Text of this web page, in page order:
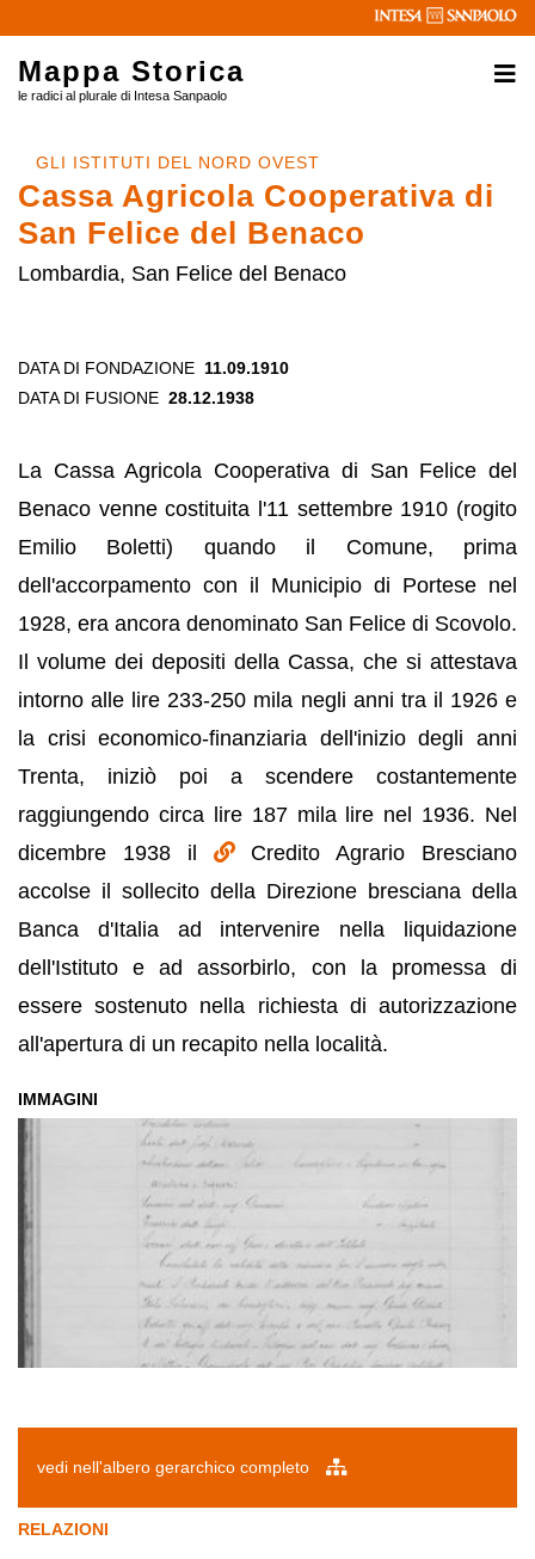
Mappa Storica
le radici al plurale di Intesa Sanpaolo
GLI ISTITUTI DEL NORD OVEST
Cassa Agricola Cooperativa di
San Felice del Benaco
Lombardia, San Felice del Benaco
DATA DI FONDAZIONE 11.09.1910
DATA DI FUSIONE 28.12.1938
La Cassa Agricola Cooperativa di San Felice del
Benaco venne costituita l'11 settembre 1910 (rogito
Emilio Boletti) quando il Comune, prima
dell'accorpamento con il Municipio di Portese nel
1928, era ancora denominato San Felice di Scovolo.
Il volume dei depositi della Cassa, che si attestava
intorno alle lire 233-250 mila negli anni tra il 1926 e
la crisi economico-finanziaria dell'inizio degli anni
Trenta, iniziò poi a scendere costantemente
raggiungendo circa lire 187 mila lire nel 1936. Nel
dicembre 1938 il
Credito Agrario Bresciano
accolse il sollecito della Direzione bresciana della
Banca d'Italia ad intervenire nella liquidazione
dell'Istituto e ad assorbirlo, con la promessa di
essere sostenuto nella richiesta di autorizzazione
all'apertura di un recapito nella località.
IMMAGINI
vedi nell'albero gerarchico completo
RELAZIONI